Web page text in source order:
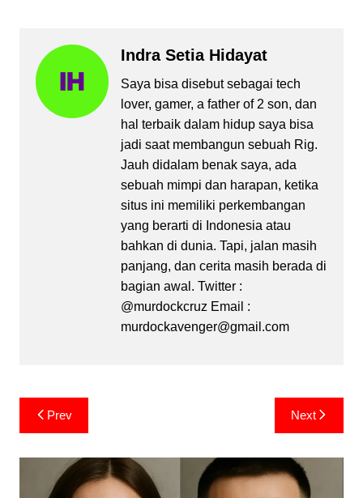
Indra Setia Hidayat
Saya bisa disebut sebagai tech
lover, gamer, a father of 2 son, dan
hal terbaik dalam hidup saya bisa
jadi saat membangun sebuah Rig.
Jauh didalam benak saya, ada
sebuah mimpi dan harapan, ketika
situs ini memiliki perkembangan
yang berarti di Indonesia atau
bahkan di dunia. Tapi, jalan masih
panjang, dan cerita masih berada di
bagian awal. Twitter :
@murdockcruz Email :
murdockavenger@gmail.com
Post
navigation
Prev Next